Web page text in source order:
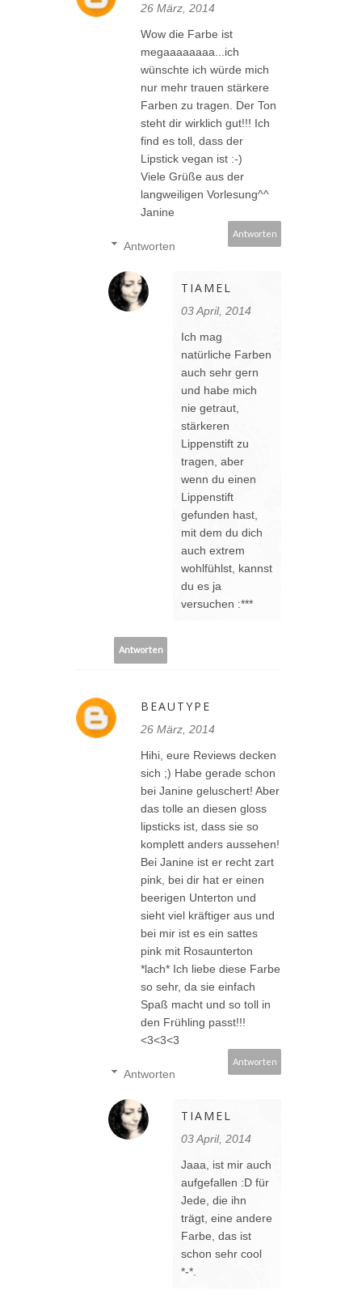
26 März, 2014
Wow die Farbe ist
megaaaaaaaa...ich
wünschte ich würde mich
nur mehr trauen stärkere
Farben zu tragen. Der Ton
steht dir wirklich gut!!! Ich
find es toll, dass der
Lipstick vegan ist :-)
Viele Grüße aus der
langweiligen Vorlesung^^
Janine
Antworten
Antworten
TIAMEL
03 April, 2014
Ich mag
natürliche Farben
auch sehr gern
und habe mich
nie getraut,
stärkeren
Lippenstift zu
tragen, aber
wenn du einen
Lippenstift
gefunden hast,
mit dem du dich
auch extrem
wohlfühlst, kannst
du es ja
versuchen :***
Antworten
BEAUTYPE
26 März, 2014
Hihi, eure Reviews decken
sich ;) Habe gerade schon
bei Janine geluschert! Aber
das tolle an diesen gloss
lipsticks ist, dass sie so
komplett anders aussehen!
Bei Janine ist er recht zart
pink, bei dir hat er einen
beerigen Unterton und
sieht viel kräftiger aus und
bei mir ist es ein sattes
pink mit Rosaunterton
*lach* Ich liebe diese Farbe
so sehr, da sie einfach
Spaß macht und so toll in
den Frühling passt!!!
<3<3<3
Antworten
Antworten
TIAMEL
03 April, 2014
Jaaa, ist mir auch
aufgefallen :D für
Jede, die ihn
trägt, eine andere
Farbe, das ist
schon sehr cool
*-*.